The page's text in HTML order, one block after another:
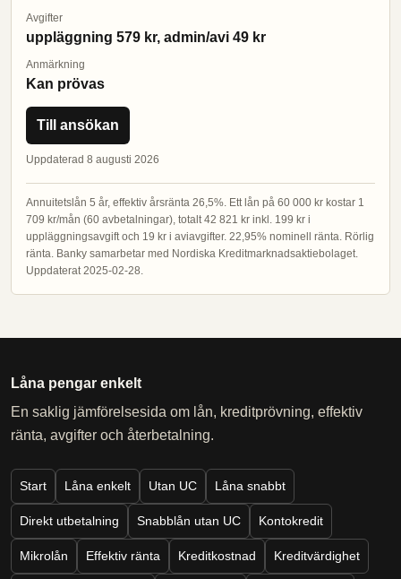
Avgifter
uppläggning 579 kr, admin/avi 49 kr
Anmärkning
Kan prövas
Till ansökan
Uppdaterad 8 augusti 2026
Annuitetslån 5 år, effektiv årsränta 26,5%. Ett lån på 60 000 kr kostar 1
709 kr/mån (60 avbetalningar), totalt 42 821 kr inkl. 199 kr i
uppläggningsavgift och 19 kr i aviavgifter. 22,95% nominell ränta. Rörlig
ränta. Banky samarbetar med Nordiska Kreditmarknadsaktiebolaget.
Uppdaterat 2025-02-28.
Låna pengar enkelt
En saklig jämförelsesida om lån, kreditprövning, effektiv
ränta, avgifter och återbetalning.
Start Låna enkelt Utan UC Låna snabbt
Direkt utbetalning Snabblån utan UC Kontokredit
Mikrolån Effektiv ränta Kreditkostnad Kreditvärdighet